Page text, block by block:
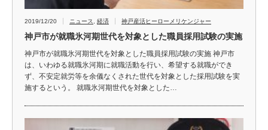
2019/12/20 ニュース 経済 神戸産活ヒーローメリケンジャー
神戸市が就職氷河期世代を対象とした職員採用試験の実施
神戸市が就職氷河期世代を対象とした職員採用試験の実施 神戸市
は、いわゆる就職氷河期に就職活動を行い、希望する就職ができ
ず、不安定就労等を余儀なくされた世代を対象とした採用試験を実
施するという。 就職氷河期世代を対象とした…